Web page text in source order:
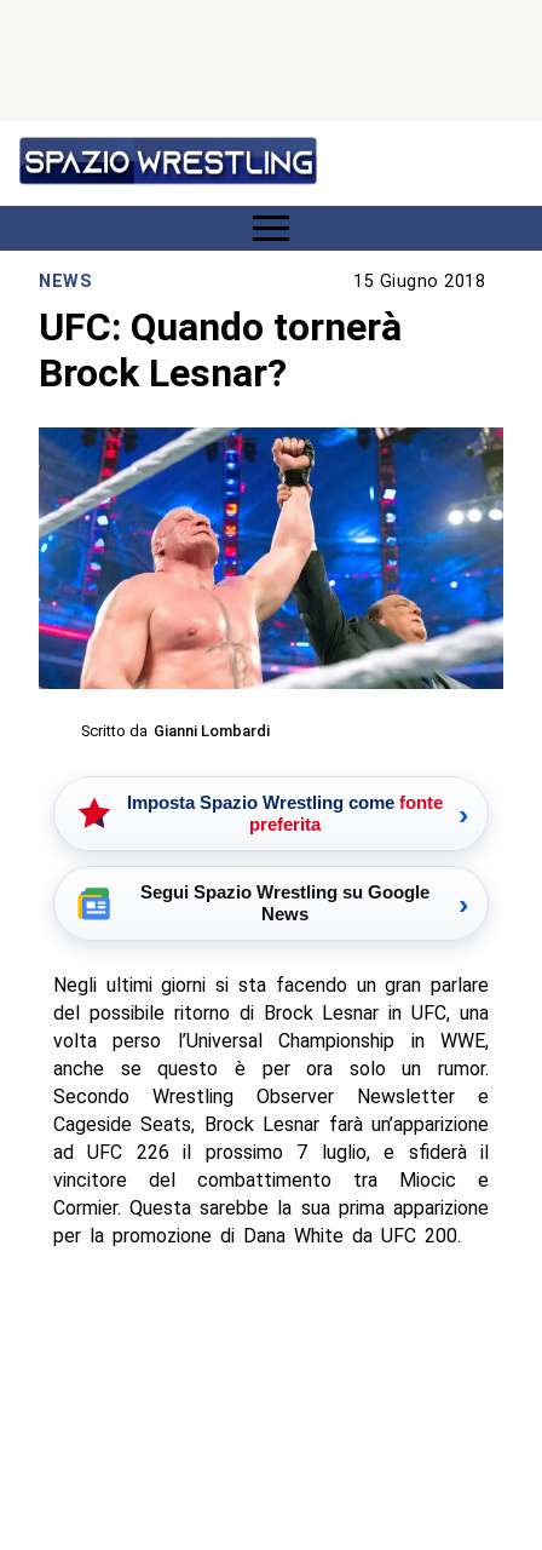
NEWS 15 Giugno 2018
UFC: Quando tornerà
Brock Lesnar?
Scritto da Gianni Lombardi
Imposta Spazio Wrestling come fonte
preferita
›
Segui Spazio Wrestling su Google
News
›
Negli ultimi giorni si sta facendo un gran parlare
del possibile ritorno di Brock Lesnar in UFC, una
volta perso l’Universal Championship in WWE,
anche se questo è per ora solo un rumor.
Secondo Wrestling Observer Newsletter e
Cageside Seats, Brock Lesnar farà un’apparizione
ad UFC 226 il prossimo 7 luglio, e sfiderà il
vincitore del combattimento tra Miocic e
Cormier. Questa sarebbe la sua prima apparizione
per la promozione di Dana White da UFC 200.